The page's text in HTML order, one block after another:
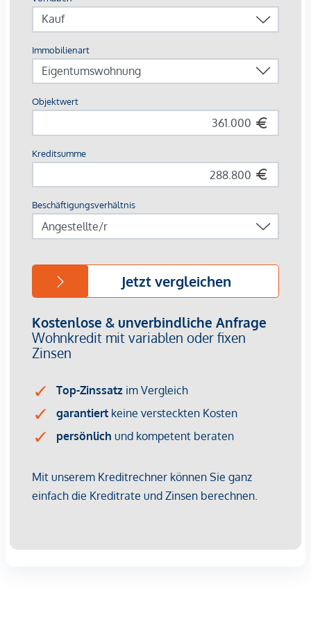
Europas erstes Stadtquartier in Holzbauweise
CO²-neutrale Energieversorgung durch Geothermie &
253 Wohnungen von 34 – 108 m²
Jede Einheit mit Außenfläche
Perfekte Innenstadtlage mit Natur, Kultur und Kulinarik
Beim Kauf einer 3- oder 4-Zimmerwohnung kann ein Kfz-
Stellplatz in der hauseigenen Tiefgarage um € 44.000,-
erworben werden.
Provisionsfrei für den Käufer!
Wir weisen darauf hin, dass zwischen dem Vermittler und
dem zu vermittelnden Dritten ein familiäres oder
wirtschaftliches Naheverhältnis besteht.
Der Vermittler ist als Doppelmakler tätig.
Infrastruktur / Entfernungen
Gesundheit
Arzt <500m
Klinik <500m
Krankenhaus <1.250m